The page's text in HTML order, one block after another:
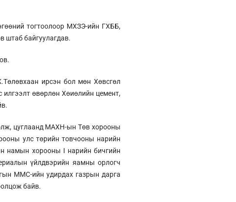
тогтоолоор МХЗЭ-ийн ГХББ,
штаб байгуулагдав.
ирсэн бол мөн Хөвсгөл
өвөрлөн Хөиөлийн цемент,
цуглаанд МАХН-ын Төв хорооны
улс төрийн товчооны нарийн
намын хорооны I нарийн бичгийн
үйлдвэрийн яамны орлогч
ММС-ийн удирдах газрын дарга
байв.